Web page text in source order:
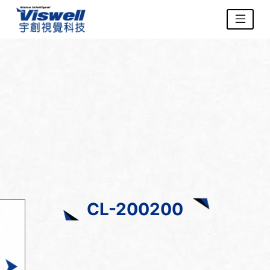
CL-200200